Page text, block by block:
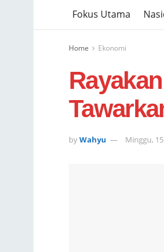
Fokus Utama
Home Ekonomi
byWahyu Minggu,